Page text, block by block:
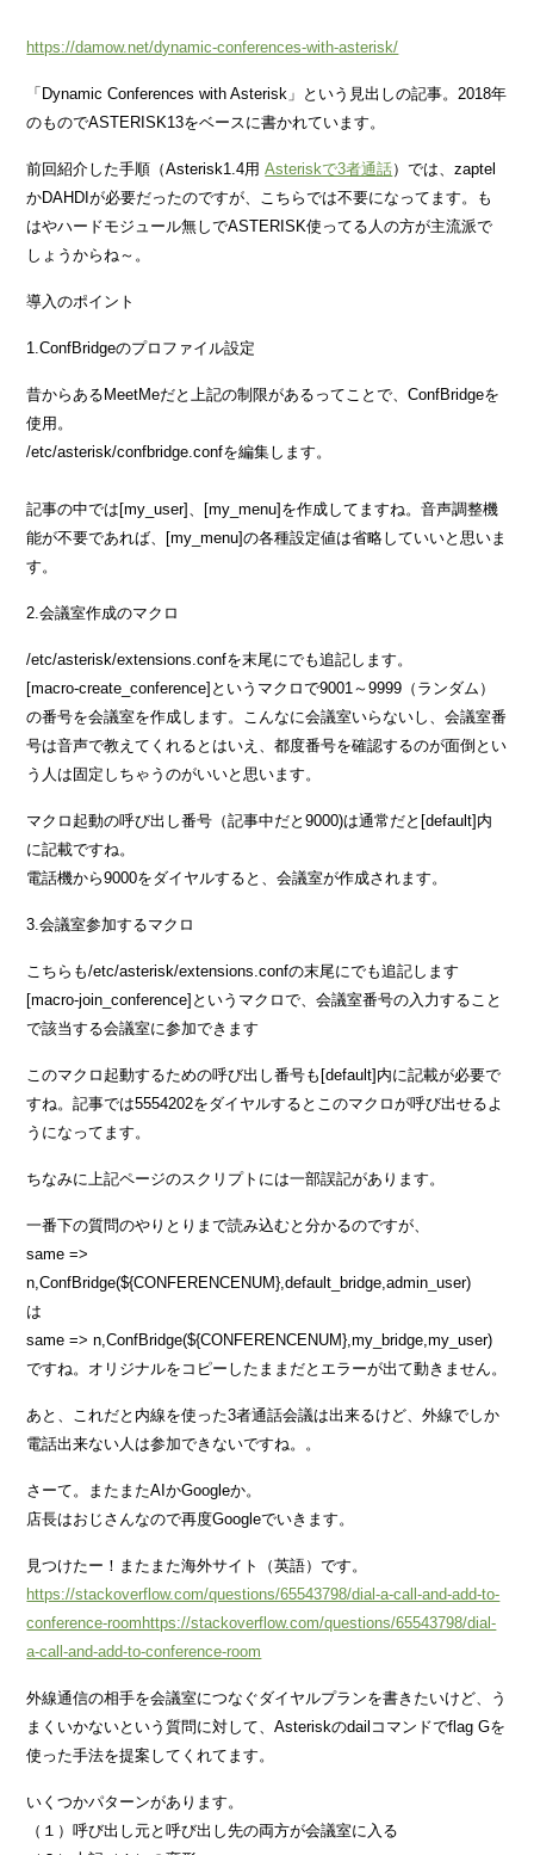
https://damow.net/dynamic-conferences-with-asterisk/
「Dynamic Conferences with Asterisk」という見出しの記事。2018年
のものでASTERISK13をベースに書かれています。
前回紹介した手順（Asterisk1.4用Asteriskで3者通話）では、zaptel
かDAHDIが必要だったのですが、こちらでは不要になってます。も
はやハードモジュール無しでASTERISK使ってる人の方が主流派で
しょうからね～。
導入のポイント
1.ConfBridgeのプロファイル設定
昔からあるMeetMeだと上記の制限があるってことで、ConfBridgeを
使用。
/etc/asterisk/confbridge.confを編集します。
記事の中では[my_user]、[my_menu]を作成してますね。音声調整機
能が不要であれば、[my_menu]の各種設定値は省略していいと思いま
す。
2.会議室作成のマクロ
/etc/asterisk/extensions.confを末尾にでも追記します。
[macro-create_conference]というマクロで9001～9999（ランダム）
の番号を会議室を作成します。こんなに会議室いらないし、会議室番
号は音声で教えてくれるとはいえ、都度番号を確認するのが面倒とい
う人は固定しちゃうのがいいと思います。
マクロ起動の呼び出し番号（記事中だと9000)は通常だと[default]内
に記載ですね。
電話機から9000をダイヤルすると、会議室が作成されます。
3.会議室参加するマクロ
こちらも/etc/asterisk/extensions.confの末尾にでも追記します
[macro-join_conference]というマクロで、会議室番号の入力すること
で該当する会議室に参加できます
このマクロ起動するための呼び出し番号も[default]内に記載が必要で
すね。記事では5554202をダイヤルするとこのマクロが呼び出せるよ
うになってます。
ちなみに上記ページのスクリプトには一部誤記があります。
一番下の質問のやりとりまで読み込むと分かるのですが、
same =>
n,ConfBridge(${CONFERENCENUM},default_bridge,admin_user)
は
same => n,ConfBridge(${CONFERENCENUM},my_bridge,my_user)
ですね。オリジナルをコピーしたままだとエラーが出て動きません。
あと、これだと内線を使った3者通話会議は出来るけど、外線でしか
電話出来ない人は参加できないですね。。
さーて。またまたAIかGoogleか。
店長はおじさんなので再度Googleでいきます。
見つけたー！またまた海外サイト（英語）です。
https://stackoverflow.com/questions/65543798/dial-a-call-and-add-to-
conference-roomhttps://stackoverflow.com/questions/65543798/dial-
a-call-and-add-to-conference-room
外線通信の相手を会議室につなぐダイヤルプランを書きたいけど、う
まくいかないという質問に対して、Asteriskのdailコマンドでflag Gを
使った手法を提案してくれてます。
いくつかパターンがあります。
（１）呼び出し元と呼び出し先の両方が会議室に入る